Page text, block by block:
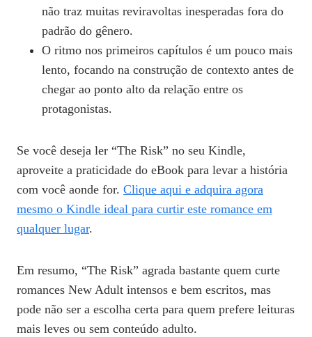
não traz muitas reviravoltas inesperadas fora do
padrão do gênero.
O ritmo nos primeiros capítulos é um pouco mais
lento, focando na construção de contexto antes de
chegar ao ponto alto da relação entre os
protagonistas.
Se você deseja ler “The Risk” no seu Kindle,
aproveite a praticidade do eBook para levar a história
com você aonde for. Clique aqui e adquira agora
mesmo o Kindle ideal para curtir este romance em
qualquer lugar.
Em resumo, “The Risk” agrada bastante quem curte
romances New Adult intensos e bem escritos, mas
pode não ser a escolha certa para quem prefere leituras
mais leves ou sem conteúdo adulto.